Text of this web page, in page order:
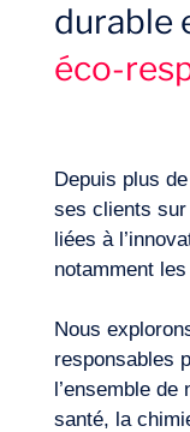
durable
éco-
Depuis plus
ses clients sur
liées à
notamment
Nous
responsables
l’ensemble de
santé, la